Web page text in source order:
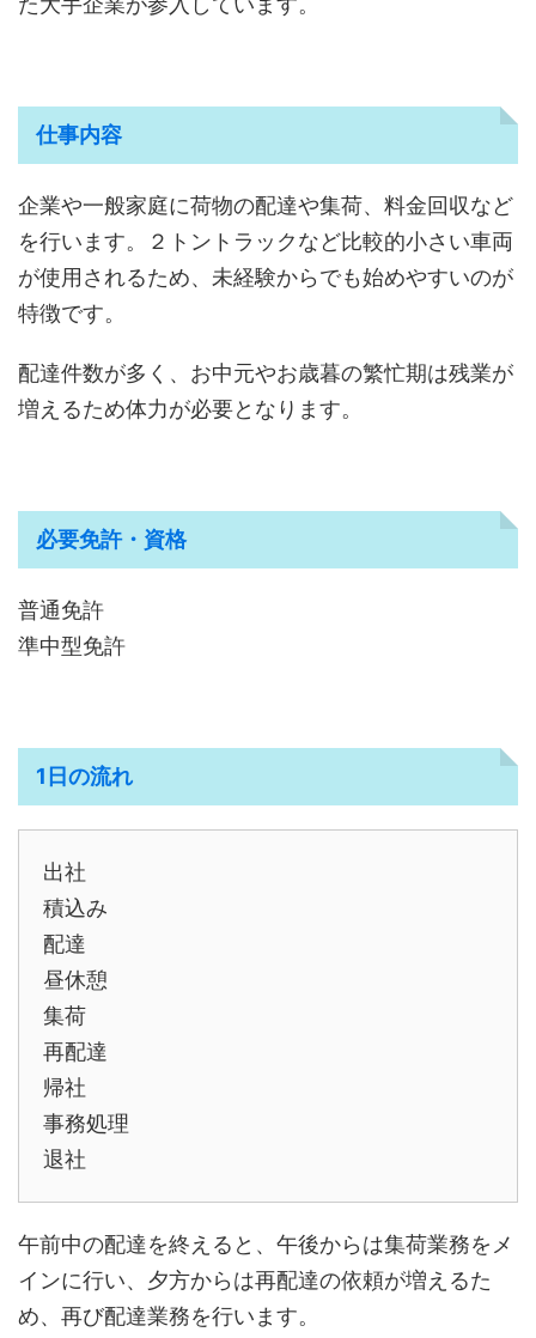
仕事内容
企業や一般家庭に荷物の配達や集荷、料金回収など
を行います。２トントラックなど比較的小さい車両
が使用されるため、未経験からでも始めやすいのが
特徴です。
配達件数が多く、お中元やお歳暮の繁忙期は残業が
増えるため体力が必要となります。
必要免許・資格
普通免許
準中型免許
1日の流れ
出社
積込み
配達
昼休憩
集荷
再配達
帰社
事務処理
退社
午前中の配達を終えると、午後からは集荷業務をメ
インに行い、夕方からは再配達の依頼が増えるた
め、再び配達業務を行います。